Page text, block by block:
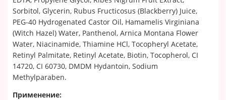
Sorbitol, Glycerin, Rubus Fructicosus (Blackberry) Juice,
PEG-40 Hydrogenated Castor Oil, Hamamelis Virginiana
(Witch Hazel) Water, Panthenol, Arnica Montana Flower
Water, Niacinamide, Thiamine HCl, Tocopheryl Acetate,
Retinyl Palmitate, Retinyl Acetate, Biotin, Tocopherol, CI
14720, CI 60730, DMDM Hydantoin, Sodium
Methylparaben.
Применение: